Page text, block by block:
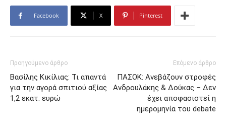
Facebook X Pinterest
Προηγούμενο άρθρο
Βασίλης Κικίλιας: Τι απαντά
για την αγορά σπιτιού αξίας
1,2 εκατ. ευρώ
Επόμενο άρθρο
ΠΑΣΟΚ: Ανεβάζουν στροφές
Ανδρουλάκης & Δούκας – Δεν
έχει αποφασιστεί η
ημερομηνία του debate